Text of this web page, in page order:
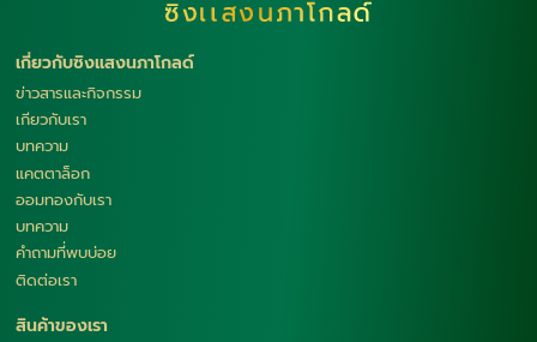
เกี่ยวกับซิงแสงนภาโกลด์
ข่าวสารและกิจกรรม
เกียวกับเรา
บทความ
แคตตาล็อก
ออมทองกับเรา
บทความ
คำถามที่พบบ่อย
ติดต่อเรา
สินค้าของเรา